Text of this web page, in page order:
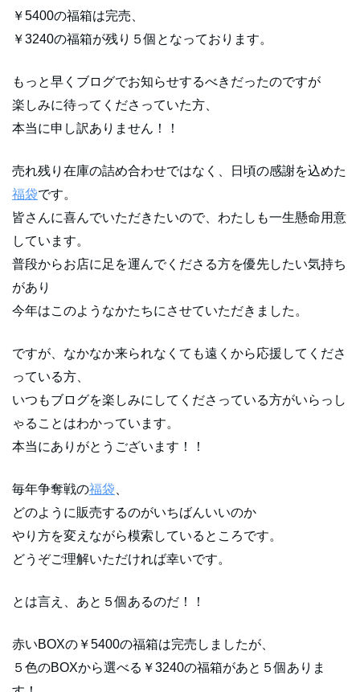
￥5400の福箱は完売、
￥3240の福箱が残り５個となっております。
もっと早くブログでお知らせするべきだったのですが
楽しみに待ってくださっていた方、
本当に申し訳ありません！！
売れ残り在庫の詰め合わせではなく、日頃の感謝を込めた
福袋です。
皆さんに喜んでいただきたいので、わたしも一生懸命用意
しています。
普段からお店に足を運んでくださる方を優先したい気持ち
があり
今年はこのようなかたちにさせていただきました。
ですが、なかなか来られなくても遠くから応援してくださ
っている方、
いつもブログを楽しみにしてくださっている方がいらっし
ゃることはわかっています。
本当にありがとうございます！！
毎年争奪戦の福袋
どのように販売するのがいちばんいいのか
やり方を変えながら模索しているところです。
どうぞご理解いただければ幸いです。
とは言え、あと５個あるのだ！！
赤いBOXの￥5400の福箱は完売しましたが、
５色のBOXから選べる￥3240の福箱があと５個ありま